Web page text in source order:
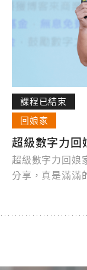
課程已結束
回娘家
超級數字力回
超級數字力回娘
分享，真是滿滿